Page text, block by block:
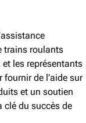
trains roulants
les représentants
de l’aide sur
et un soutien
du succès de